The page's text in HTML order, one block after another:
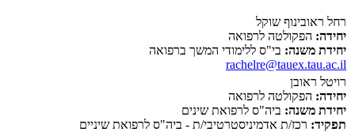
רחל ראובינוף שוקל
יחידה: הפקולטה לרפואה
יחידת משנה: בי"ס ללימודי המשך ברפואה
rachelre@tauex.tau.ac.il
רויטל ראובן
יחידה: הפקולטה לרפואה
יחידת משנה: ביה"ס לרפואת שינים
תפקיד: רכז/ת אדמיניסטרטיבי/ת - ביה"ס לרפואת שיניים